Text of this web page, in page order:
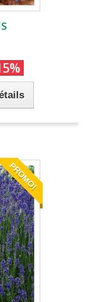
PROMO!